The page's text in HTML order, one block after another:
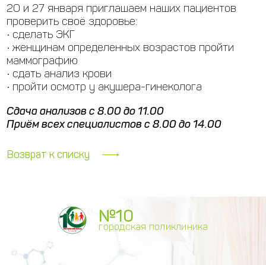
20 и 27 января приглашаем наших пациентов
проверить своё здоровье:
• сделать ЭКГ
• женщинам определенных возрастов пройти
маммографию
• сдать анализ крови
• пройти осмотр у акушера-гинеколога
Сдача анализов с 8.00 до 11.00
Приём всех специалистов с 8.00 до 14.00
Возврат к списку
№10
городская поликлиника